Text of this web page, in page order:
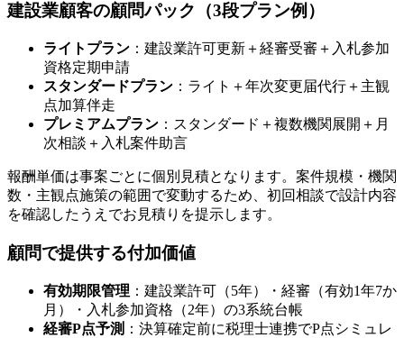
建設業顧客の顧問パック（3段プラン例）
ライトプラン ：建設業許可更新＋経審受審＋入札参加
資格定期申請
スタンダードプラン ：ライト＋年次変更届代行＋主観
点加算伴走
プレミアムプラン ：スタンダード＋複数機関展開＋月
次相談＋入札案件助言
報酬単価は事案ごとに個別見積となります。案件規模・機関
数・主観点施策の範囲で変動するため、初回相談で設計内容
を確認したうえでお見積りを提示します。
顧問で提供する付加価値
有効期限管理 ：建設業許可（5年）・経審（有効1年7か
月）・入札参加資格（2年）の3系統台帳
経審P点予測 ：決算確定前に税理士連携でP点シミュレ